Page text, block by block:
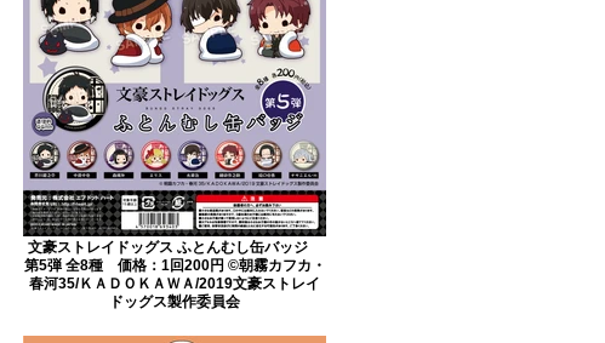
文豪ストレイドッグス ふとんむし缶バッジ
第5弾 全8種 価格：1回200円 ©朝霧カフカ・
春河35/ＫＡＤＯＫＡＷＡ/2019文豪ストレイ
ドッグス製作委員会